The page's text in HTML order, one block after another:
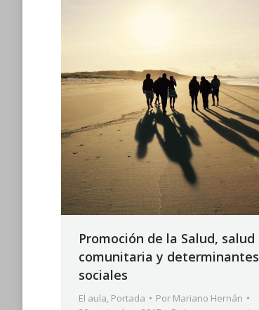
Promoción de la Salud, salud
comunitaria y determinantes
sociales
El aula Portada Por Mariano Hernán